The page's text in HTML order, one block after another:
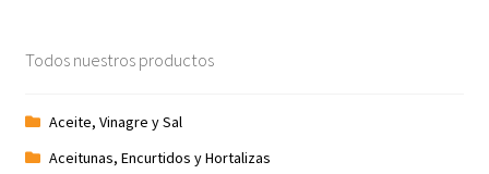
Todos nuestros productos
Aceite, Vinagre y Sal
Aceitunas, Encurtidos y Hortalizas